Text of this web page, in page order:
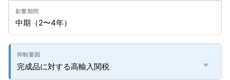
中期（2〜4年）
完成品に対する高輸入関税